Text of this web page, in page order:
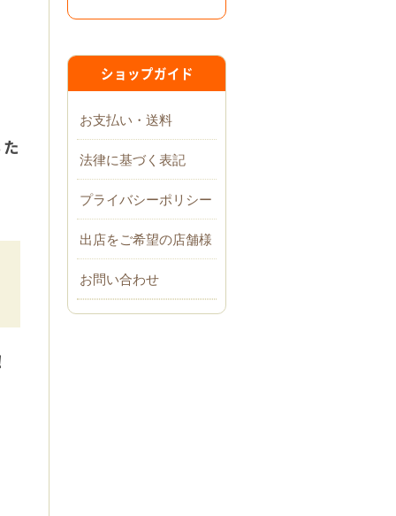
ショップガイド
お支払い・送料
法律に基づく表記
プライバシーポリシー
出店をご希望の店舗様
お問い合わせ